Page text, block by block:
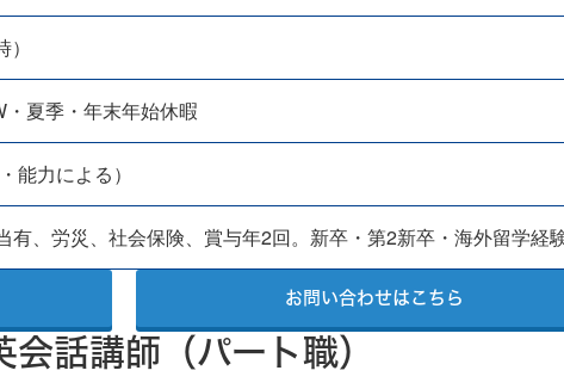
夏季・年末年始休暇
能力による）
有、労災、社会保険、賞与年2回。新卒・第2新卒・海外留学経
お問い合わせはこちら
会話講師（パート職）